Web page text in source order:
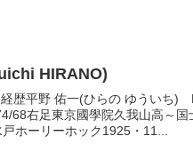
HIRANO)
歴平野 佑一(ひらの ゆういち)
68右足東京國學院久我山高～
ホーリーホック1925・11...